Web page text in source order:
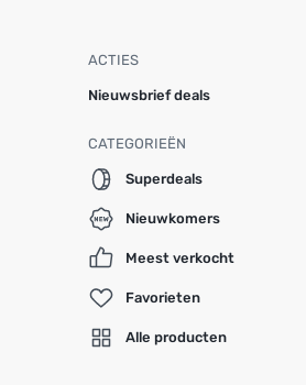
ACTIES
Nieuwsbrief deals
CATEGORIEËN
Superdeals
Nieuwkomers
Meest verkocht
Favorieten
Alle producten